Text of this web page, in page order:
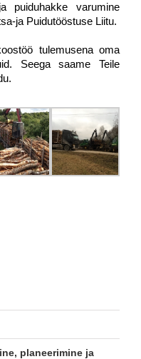
puiduhakke varumine
ja Puidutööstuse Liitu.
tulemusena oma
Seega saame Teile
planeerimine ja